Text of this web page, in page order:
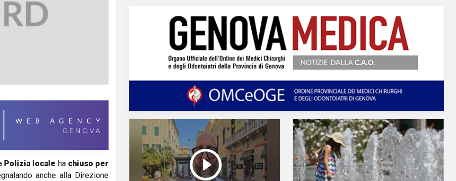
Polizia locale ha chiuso per
anche alla Direzione